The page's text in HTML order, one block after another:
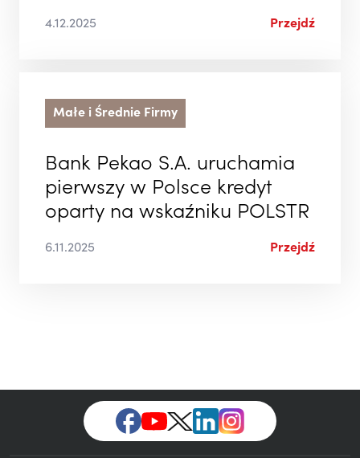
4.12.2025 Przejdź
Małe i Średnie Firmy
Bank Pekao S.A. uruchamia
pierwszy w Polsce kredyt
oparty na wskaźniku POLSTR
6.11.2025 Przejdź